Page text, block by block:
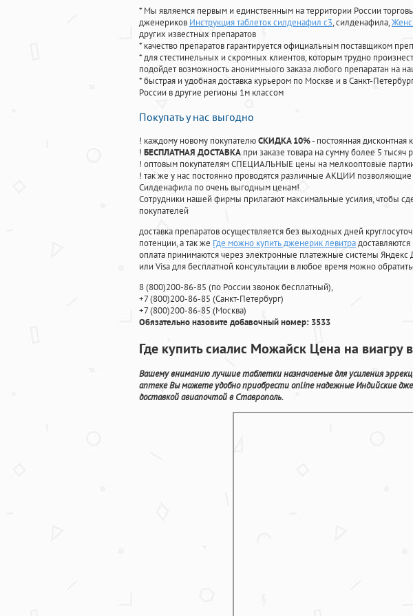
* Мы являемся первым и единственным на территории России
дженериков Инструкция таблеток силденафил с3, силденафила,
других известных препаратов
* качество препаратов гарантируется официальным поставщиком
* для стестинельных и скромных клиентов, которым трудно
подойдет возможность анонимныого заказа любого препаратан на
* быстрая и удобная доставка курьером по Москве и в Санкт-
России в другие регионы 1м классом
Покупать у нас выгодно
! каждому новому покупателюСКИДКА 10%- постоянная
! БЕСПЛАТНАЯ ДОСТАВКА при заказе товара на сумму более 5 тысяч
! оптовым покупателям СПЕЦИАЛЬНЫЕ цены на мелкооптовые
! так же у нас постоянно проводятся различные АКЦИИ
Силденафила по очень выгодным ценам!
Cотрудники нашей фирмы прилагают максимальные усилия, чтобы
покупателей
доставка препаратов осуществляется без выходных дней
потенции, а так же Где можно купить дженерик левитра
оплата принимаются через электронные платежные системы Яндекс
или Visa для бесплатной консультации в любое время можно
8(800)200-86-85 (по России звонок бесплатный),
+7(800)200-86-85 (Санкт-Петербург)
+7(800)200-86-85 (Москва)
Обязательно назовите добавочный номер: 3533
Где купить сиалис Можайск Цена на виагру
Вашему вниманию лучшие таблетки назначаемые для усиления
аптеке Вы можете удобно приобрести online надежные Индийские
доставкой авиапочтой в Ставрополь.